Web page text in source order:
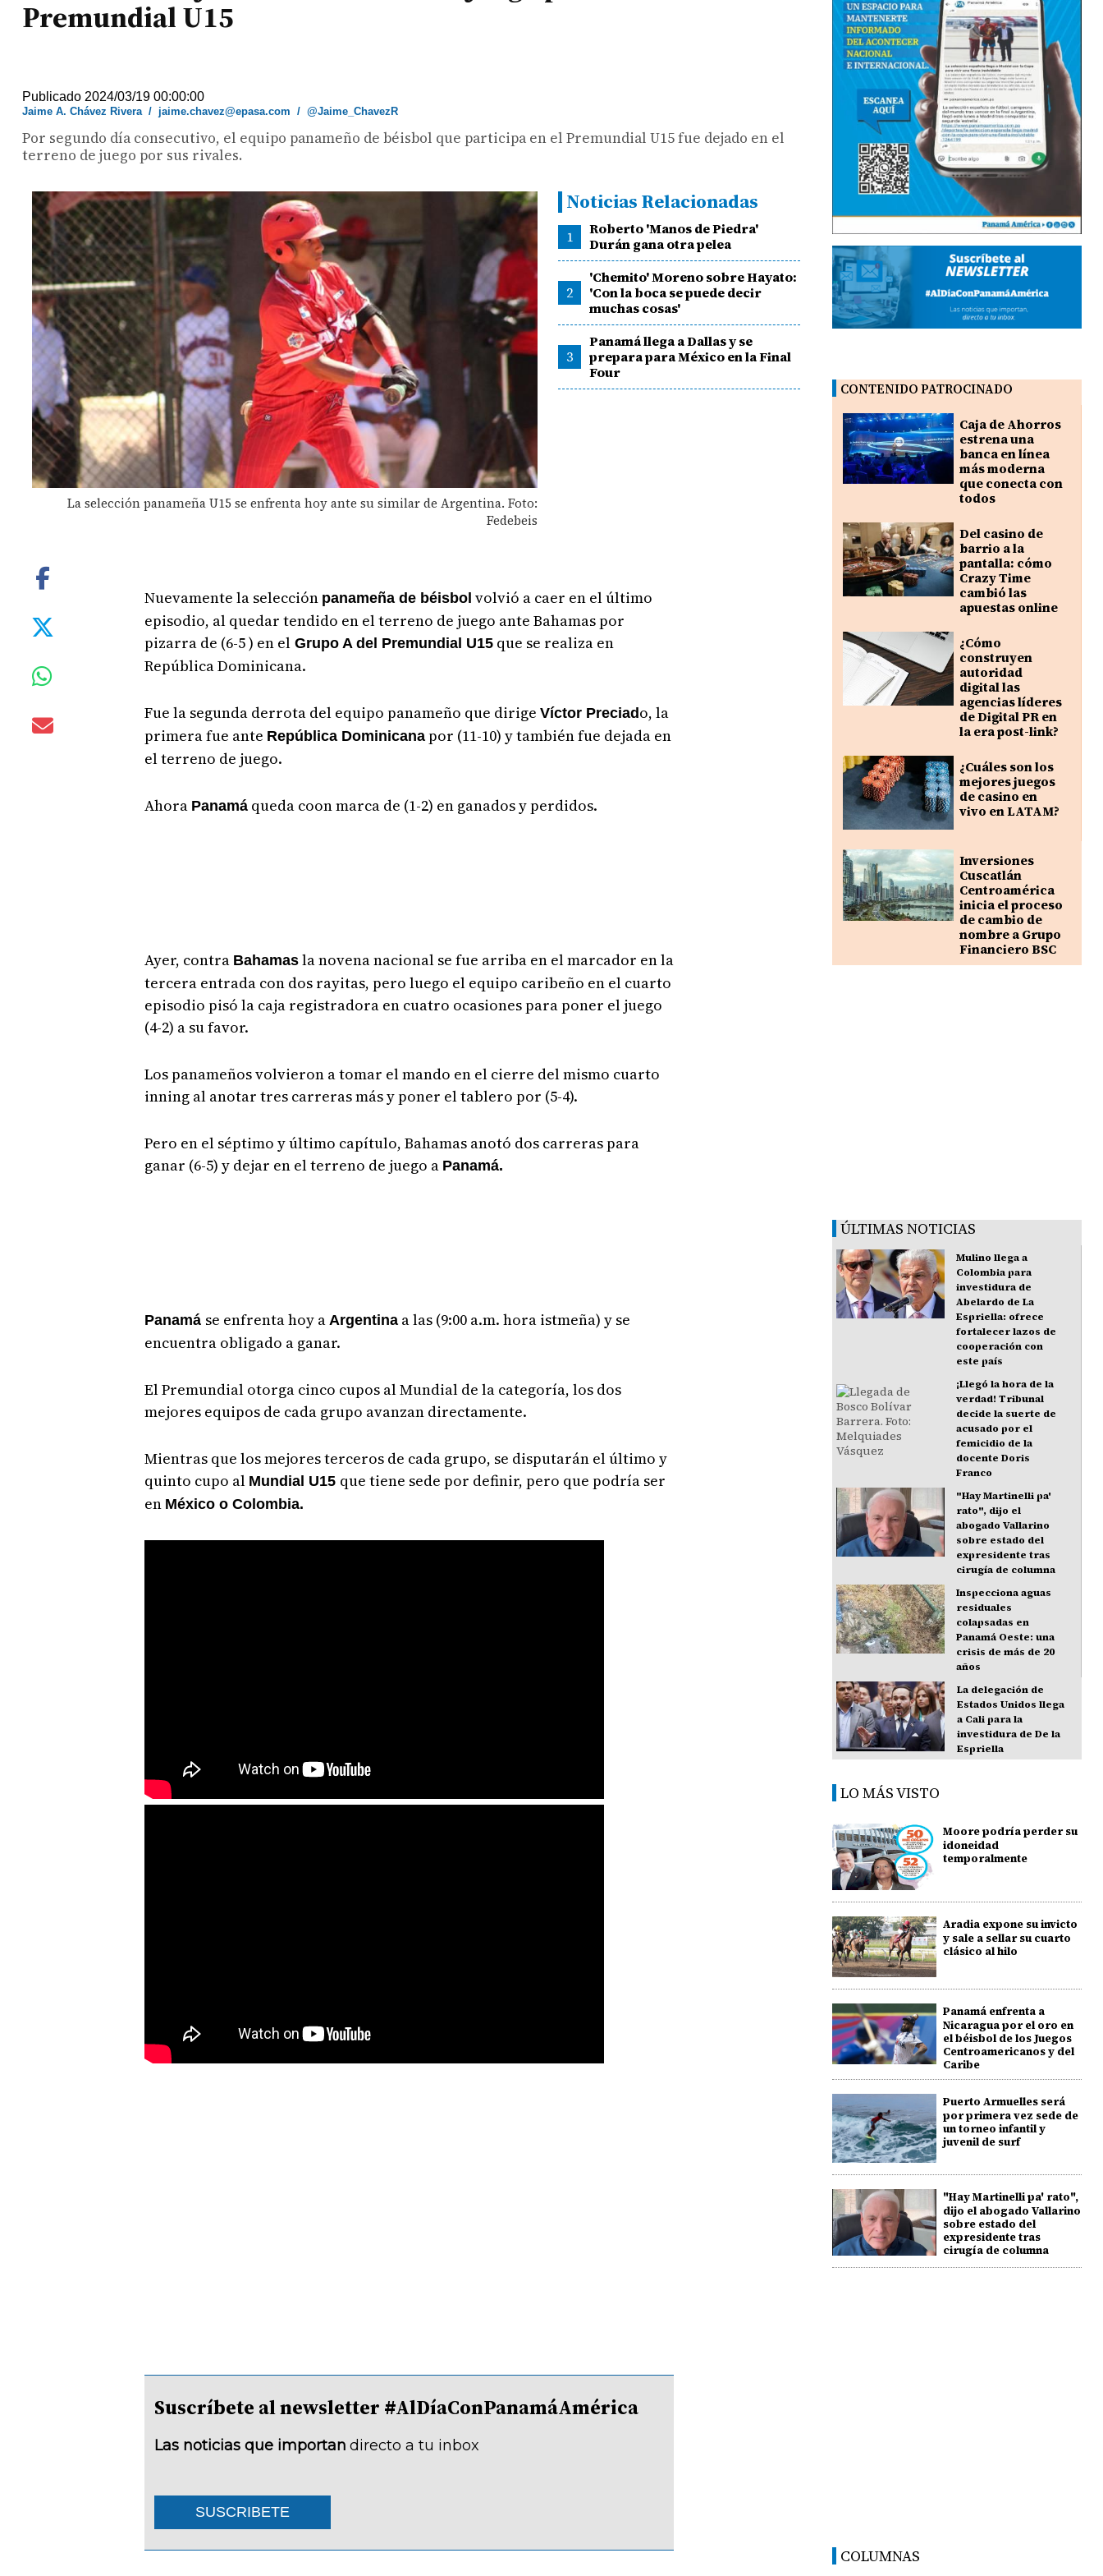
Premundial U15
Publicado 2024/03/19 00:00:00
Jaime A. Chávez Rivera/ jaime.chavez@epasa.com /@Jaime_ChavezR
Por segundo día consecutivo, el equipo panameño de béisbol que participa en el Premundial U15 fue dejado en el
terreno de juego por sus rivales.
La selección panameña U15 se enfrenta hoy ante su similar de Argentina. Foto:
Fedebeis
Noticias Relacionadas
1
Roberto 'Manos de Piedra'
Durán gana otra pelea
2
'Chemito' Moreno sobre Hayato:
'Con la boca se puede decir
muchas cosas'
3
Panamá llega a Dallas y se
prepara para México en la Final
Four
Nuevamente la selección panameña de béisbol volvió a caer en el último
episodio, al quedar tendido en el terreno de juego ante Bahamas por
pizarra de (6-5 ) en elGrupo A del Premundial U15que se realiza en
República Dominicana.
Fue la segunda derrota del equipo panameño que dirige Víctor Preciad o, la
primera fue ante República Dominicanapor (11-10) y también fue dejada en
el terreno de juego.
Ahora Panamáqueda coon marca de (1-2) en ganados y perdidos.
Ayer, contra Bahamasla novena nacional se fue arriba en el marcador en la
tercera entrada con dos rayitas, pero luego el equipo caribeño en el cuarto
episodio pisó la caja registradora en cuatro ocasiones para poner el juego
(4-2) a su favor.
Los panameños volvieron a tomar el mando en el cierre del mismo cuarto
inning al anotar tres carreras más y poner el tablero por (5-4).
Pero en el séptimo y último capítulo, Bahamas anotó dos carreras para
ganar (6-5) y dejar en el terreno de juego a Panamá.
Panamá se enfrenta hoy a Argentinaa las (9:00 a.m. hora istmeña) y se
encuentra obligado a ganar.
El Premundial otorga cinco cupos al Mundial de la categoría, los dos
mejores equipos de cada grupo avanzan directamente.
Mientras que los mejores terceros de cada grupo, se disputarán el último y
quinto cupo al Mundial U15 que tiene sede por definir, pero que podría ser
en México o Colombia.
Suscríbete al newsletter #AlDíaConPanamáAmérica
Las noticias que importan directo a tu inbox
SUSCRIBETE
CONTENIDO PATROCINADO
Caja de Ahorros
estrena una
banca en línea
más moderna
que conecta con
todos
Del casino de
barrio a la
pantalla: cómo
Crazy Time
cambió las
apuestas online
¿Cómo
construyen
autoridad
digital las
agencias líderes
de Digital PR en
la era post-link?
¿Cuáles son los
mejores juegos
de casino en
vivo en LATAM?
Inversiones
Cuscatlán
Centroamérica
inicia el proceso
de cambio de
nombre a Grupo
Financiero BSC
ÚLTIMAS NOTICIAS
Mulino llega a
Colombia para
investidura de
Abelardo de La
Espriella: ofrece
fortalecer lazos de
cooperación con
este país
¡Llegó la hora de la
verdad! Tribunal
decide la suerte de
acusado por el
femicidio de la
docente Doris
Franco
"Hay Martinelli pa'
rato", dijo el
abogado Vallarino
sobre estado del
expresidente tras
cirugía de columna
Inspecciona aguas
residuales
colapsadas en
Panamá Oeste: una
crisis de más de 20
años
La delegación de
Estados Unidos llega
a Cali para la
investidura de De la
Espriella
LO MÁS VISTO
Moore podría perder su
idoneidad
temporalmente
Aradia expone su invicto
y sale a sellar su cuarto
clásico al hilo
Panamá enfrenta a
Nicaragua por el oro en
el béisbol de los Juegos
Centroamericanos y del
Caribe
Puerto Armuelles será
por primera vez sede de
un torneo infantil y
juvenil de surf
"Hay Martinelli pa' rato",
dijo el abogado Vallarino
sobre estado del
expresidente tras
cirugía de columna
COLUMNAS